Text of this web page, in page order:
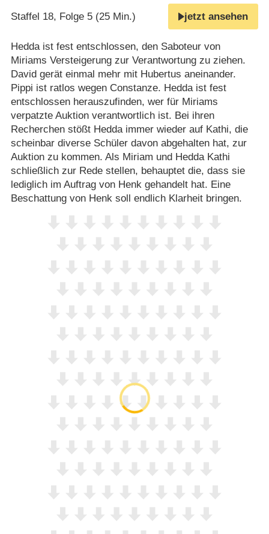
Staffel 18, Folge 5 (25 Min.) jetzt ansehen
Hedda ist fest entschlossen, den Saboteur von
Miriams Versteigerung zur Verantwortung zu ziehen.
David gerät einmal mehr mit Hubertus aneinander.
Pippi ist ratlos wegen Constanze. Hedda ist fest
entschlossen herauszufinden, wer für Miriams
verpatzte Auktion verantwortlich ist. Bei ihren
Recherchen stößt Hedda immer wieder auf Kathi, die
scheinbar diverse Schüler davon abgehalten hat, zur
Auktion zu kommen. Als Miriam und Hedda Kathi
schließlich zur Rede stellen, behauptet die, dass sie
lediglich im Auftrag von Henk gehandelt hat. Eine
Beschattung von Henk soll endlich Klarheit bringen.